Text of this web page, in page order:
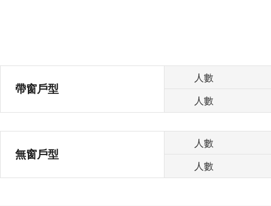
帶窗戶型
人數
人數
無窗戶型
人數
人數